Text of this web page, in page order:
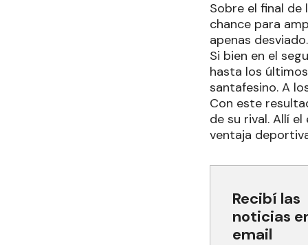
Sobre el final
chance para
apenas desviado.
Si bien en el
hasta los
santafesino. A
Con este
de su rival. Allí
ventaja
Recibí las
noticias
email